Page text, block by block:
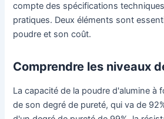
compte des spécifications
pratiques. Deux éléments sont
poudre et son coût.
Comprendre les niveaux
La capacité de la poudre d'alumine à
de son degré de pureté, qui va de